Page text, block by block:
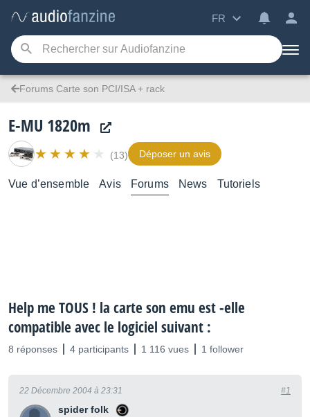
FR
Forums Carte son PCI/ISA + rack
E-MU 1820m
(13) Déposer un avis
Vue d’ensemble Avis Forums News Tutoriels
Help me TOUS ! la carte son emu est -elle
compatible avec le logiciel suivant :
8 réponses 4 participants 1 116 vues 1 follower
spider folk
22 Décembre 2004 à 23:31 #1